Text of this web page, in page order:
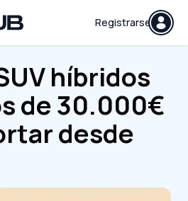
Registrarse
híbridos
de 30.000€
desde